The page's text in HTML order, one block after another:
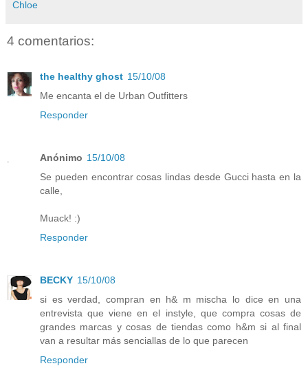
Chloe
4 comentarios:
the healthy ghost 15/10/08
Me encanta el de Urban Outfitters
Responder
Anónimo 15/10/08
Se pueden encontrar cosas lindas desde Gucci hasta en la
calle,
Muack! :)
Responder
BECKY 15/10/08
si es verdad, compran en h& m mischa lo dice en una
entrevista que viene en el instyle, que compra cosas de
grandes marcas y cosas de tiendas como h&m si al final
van a resultar más senciallas de lo que parecen
Responder